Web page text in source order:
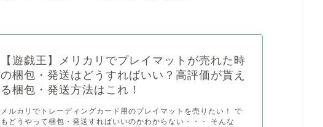
【遊戯王】メリカリでプレイマットが売れた時
の梱包・発送はどうすればいい？高評価が貰え
る梱包・発送方法はこれ！
メルカリでトレーディングカード用のプレイマットを売りたい！ で
もどうやって梱包・発送すればいいのかわからない・・・ そんな